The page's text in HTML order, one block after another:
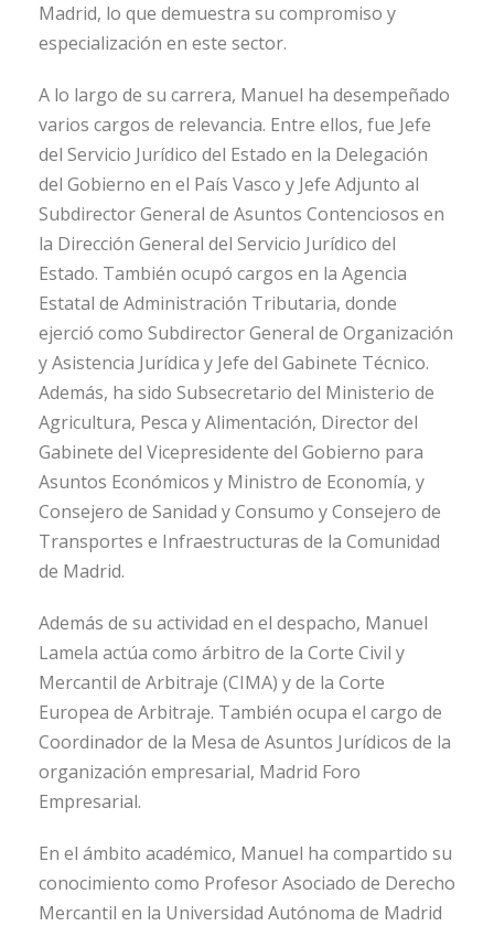
Madrid, lo que demuestra su compromiso y
especialización en este sector.
A lo largo de su carrera, Manuel ha desempeñado
varios cargos de relevancia. Entre ellos, fue Jefe
del Servicio Jurídico del Estado en la Delegación
del Gobierno en el País Vasco y Jefe Adjunto al
Subdirector General de Asuntos Contenciosos en
la Dirección General del Servicio Jurídico del
Estado. También ocupó cargos en la Agencia
Estatal de Administración Tributaria, donde
ejerció como Subdirector General de Organización
y Asistencia Jurídica y Jefe del Gabinete Técnico.
Además, ha sido Subsecretario del Ministerio de
Agricultura, Pesca y Alimentación, Director del
Gabinete del Vicepresidente del Gobierno para
Asuntos Económicos y Ministro de Economía, y
Consejero de Sanidad y Consumo y Consejero de
Transportes e Infraestructuras de la Comunidad
de Madrid.
Además de su actividad en el despacho, Manuel
Lamela actúa como árbitro de la Corte Civil y
Mercantil de Arbitraje (CIMA) y de la Corte
Europea de Arbitraje. También ocupa el cargo de
Coordinador de la Mesa de Asuntos Jurídicos de la
organización empresarial, Madrid Foro
Empresarial.
En el ámbito académico, Manuel ha compartido su
conocimiento como Profesor Asociado de Derecho
Mercantil en la Universidad Autónoma de Madrid